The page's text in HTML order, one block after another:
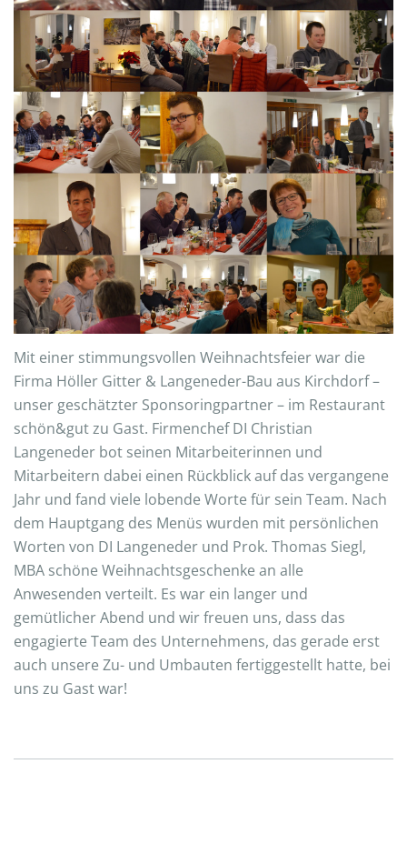
Mit einer stimmungsvollen Weihnachtsfeier war die
Firma Höller Gitter & Langeneder-Bau aus Kirchdorf –
unser geschätzter Sponsoringpartner – im Restaurant
schön&gut zu Gast. Firmenchef DI Christian
Langeneder bot seinen Mitarbeiterinnen und
Mitarbeitern dabei einen Rückblick auf das vergangene
Jahr und fand viele lobende Worte für sein Team. Nach
dem Hauptgang des Menüs wurden mit persönlichen
Worten von DI Langeneder und Prok. Thomas Siegl,
MBA schöne Weihnachtsgeschenke an alle
Anwesenden verteilt. Es war ein langer und
gemütlicher Abend und wir freuen uns, dass das
engagierte Team des Unternehmens, das gerade erst
auch unsere Zu- und Umbauten fertiggestellt hatte, bei
uns zu Gast war!